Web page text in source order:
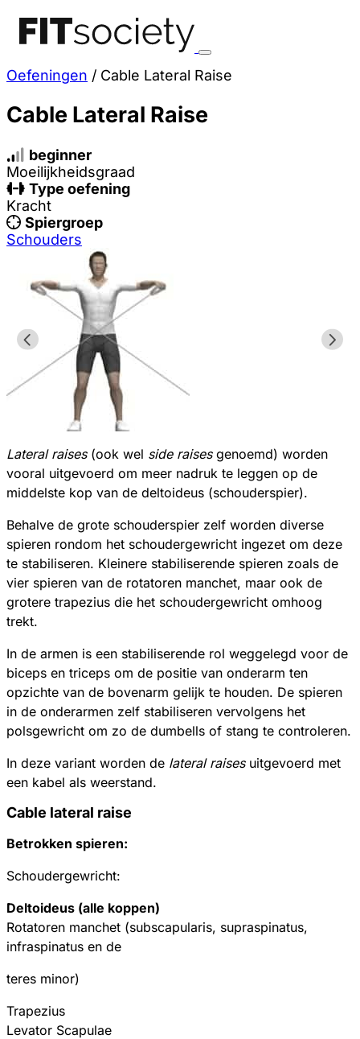
Oefeningen / Cable Lateral Raise
Cable Lateral Raise
beginner
Moeilijkheidsgraad
Type oefening
Kracht
Spiergroep
Schouders
Lateral raises(ook wel side raisesgenoemd) worden
vooral uitgevoerd om meer nadruk te leggen op de
middelste kop van de deltoideus (schouderspier).
Behalve de grote schouderspier zelf worden diverse
spieren rondom het schoudergewricht ingezet om deze
te stabiliseren. Kleinere stabiliserende spieren zoals de
vier spieren van de rotatoren manchet, maar ook de
grotere trapezius die het schoudergewricht omhoog
trekt.
In de armen is een stabiliserende rol weggelegd voor de
biceps en triceps om de positie van onderarm ten
opzichte van de bovenarm gelijk te houden. De spieren
in de onderarmen zelf stabiliseren vervolgens het
polsgewricht om zo de dumbells of stang te controleren.
In deze variant worden de lateral raises uitgevoerd met
een kabel als weerstand.
Cable lateral raise
Betrokken spieren:
Schoudergewricht:
Deltoideus (alle koppen)
Rotatoren manchet (subscapularis, supraspinatus,
infraspinatus en de
teres minor)
Trapezius
Levator Scapulae